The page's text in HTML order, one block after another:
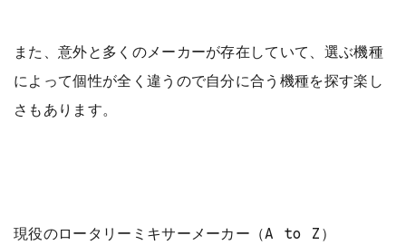
また、意外と多くのメーカーが存在していて、選ぶ機種
によって個性が全く違うので自分に合う機種を探す楽し
さもあります。
現役のロータリーミキサーメーカー（A to Z）